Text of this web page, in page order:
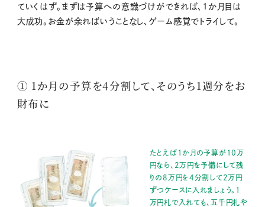
ていくはず。まずは予算への意識づけができれば、1か月目は
大成功。お金が余ればいうことなし、ゲーム感覚でトライして。
① 1か月の予算を4分割して、そのうち1週分をお
財布に
たとえば1か月の予算が10万
円なら、2万円を予備にして残
りの8万円を4分割して2万円
ずつケースに入れましょう。1
万円札で入れても、五千円札や